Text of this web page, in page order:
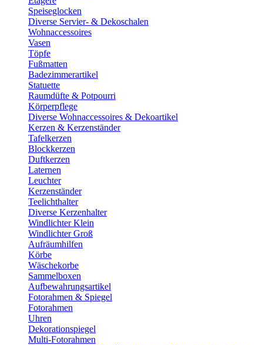
Speiseglocken
Diverse Servier- & Dekoschalen
Wohnaccessoires
Vasen
Töpfe
Fußmatten
Badezimmerartikel
Statuette
Raumdüfte & Potpourri
Körperpflege
Diverse Wohnaccessoires & Dekoartikel
Kerzen & Kerzenständer
Tafelkerzen
Blockkerzen
Duftkerzen
Laternen
Leuchter
Kerzenständer
Teelichthalter
Diverse Kerzenhalter
Windlichter Klein
Windlichter Groß
Aufräumhilfen
Körbe
Wäschekorbe
Sammelboxen
Aufbewahrungsartikel
Fotorahmen & Spiegel
Fotorahmen
Uhren
Dekorationspiegel
Multi-Fotorahmen